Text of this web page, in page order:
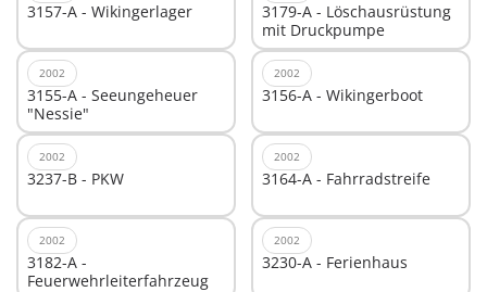
3157-A - Wikingerlager
3179-A - Löschausrüstung
mit Druckpumpe
2002
3155-A - Seeungeheuer
"Nessie"
2002
3156-A - Wikingerboot
2002
3237-B - PKW
2002
3164-A - Fahrradstreife
2002
3182-A -
Feuerwehrleiterfahrzeug
2002
3230-A - Ferienhaus